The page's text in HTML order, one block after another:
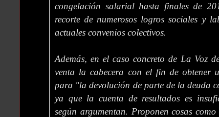
congelación salarial hasta finales de
recorte de numerosos logros sociales y
actuales convenios colectivos.
Además, en el caso concreto de La Voz
venta la cabecera con el fin de obtener
para "la devolución de parte de la deuda
ya que la cuenta de resultados es
según argumentan. Proponen cosas